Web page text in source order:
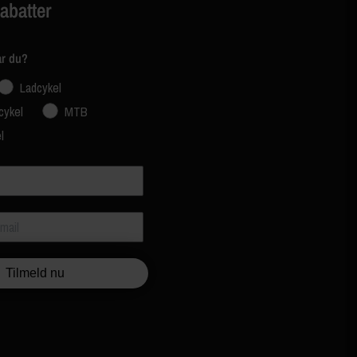
du?
Ladcykel
MTB
Tilmeld nu